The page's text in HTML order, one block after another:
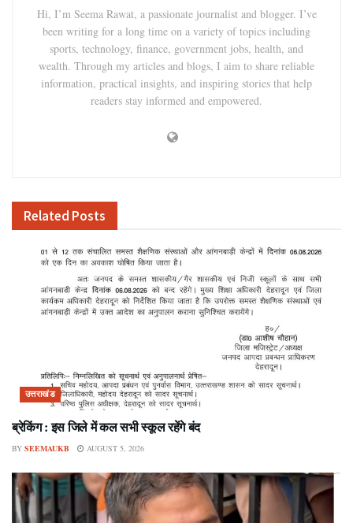
Hi, I’m Seema Rawat, a passionate journalist and blogger. I’ve
been writing for a long time on a variety of topics including
sports, technology, finance, government jobs, health, and
wealth. Through my articles and blogs, I aim to share reliable
information, practical insights, and inspiring stories that help
readers stay informed and empowered.
Related Posts
उत्तराखंड
ब्रेकिंग : इस जिले में कल सभी स्कूल रहेंगे बंद
BY SEEMAUKB AUGUST 5, 2026